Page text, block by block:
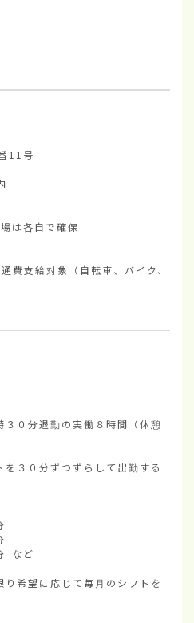
11号
は各自で確保
費支給対象（自転車、バイク、
０分退勤の実働８時間（休憩
３０分ずつずらして出勤する
など
希望に応じて毎月のシフトを